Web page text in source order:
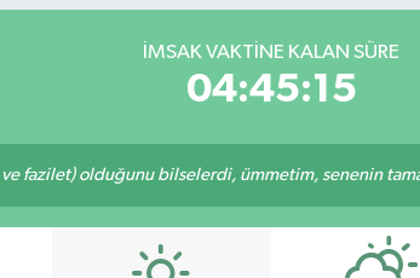
İMSAK VAKTİNE KALAN SÜRE
04:45:15
ve fazilet) olduğunu bilselerdi, ümmetim, senenin